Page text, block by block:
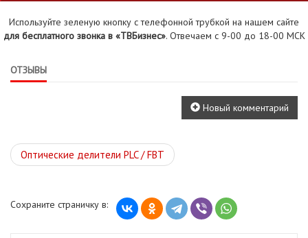
Используйте зеленую кнопку с телефонной трубкой на нашем сайте
для бесплатного звонка в «ТВБизнес». Отвечаем с 9-00 до 18-00 МСК
ОТЗЫВЫ
Новый комментарий
Оптические делители PLC / FBT
Сохраните страничку в: